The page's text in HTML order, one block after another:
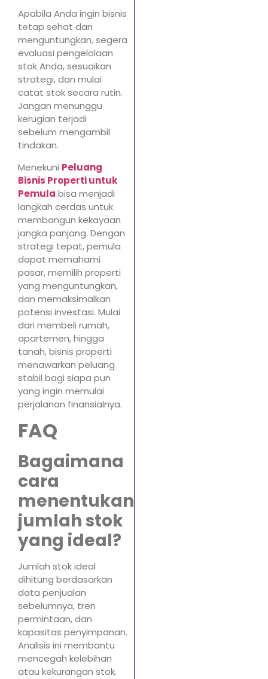
Apabila Anda ingin bisnis
tetap sehat dan
menguntungkan, segera
evaluasi pengelolaan
stok Anda, sesuaikan
strategi, dan mulai
catat stok secara rutin.
Jangan menunggu
kerugian terjadi
sebelum mengambil
tindakan.
Menekuni Peluang
Bisnis Properti untuk
Pemula bisa menjadi
langkah cerdas untuk
membangun kekayaan
jangka panjang. Dengan
strategi tepat, pemula
dapat memahami
pasar, memilih properti
yang menguntungkan,
dan memaksimalkan
potensi investasi. Mulai
dari membeli rumah,
apartemen, hingga
tanah, bisnis properti
menawarkan peluang
stabil bagi siapa pun
yang ingin memulai
perjalanan finansialnya.
FAQ
Bagaimana
cara
menentukan
jumlah stok
yang ideal?
Jumlah stok ideal
dihitung berdasarkan
data penjualan
sebelumnya, tren
permintaan, dan
kapasitas penyimpanan.
Analisis ini membantu
mencegah kelebihan
atau kekurangan stok.